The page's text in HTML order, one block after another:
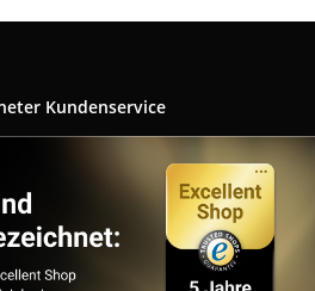
Kundenservice